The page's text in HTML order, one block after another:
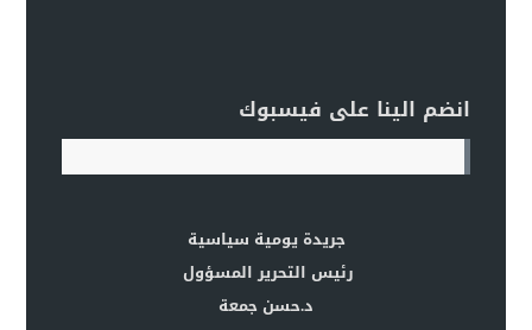
انضم الينا على فيسبوك
جريدة يومية سياسية
رئيس التحرير المسؤول
د.حسن جمعة